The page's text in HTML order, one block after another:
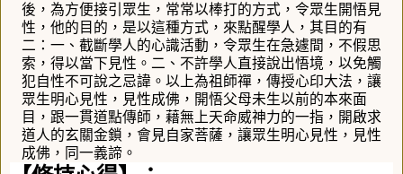
後，為方便接引眾生，常常以棒打的方式，令眾生開悟見
性，他的目的，是以這種方式，來點醒學人，其目的有
二：一、截斷學人的心識活動，令眾生在急遽間，不假思
索，得以當下見性。二、不許學人直接說出悟境，以免觸
犯自性不可說之忌諱 。以上為祖師禪，傳授心印大法，讓
眾生明心見性，見性成佛，開悟父母未生以前的本來面
目，跟一貫道點傳師，藉無上天命威神力的一指，開啟求
道人的玄關金鎖，會見自家菩薩，讓眾生明心見性，見性
成佛，同一義諦。